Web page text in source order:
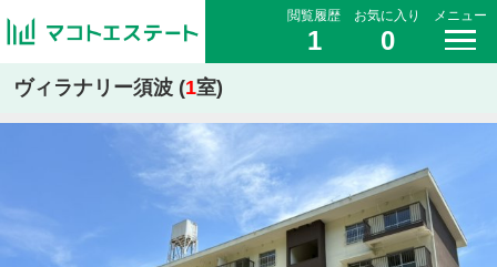
閲覧履歴
1
お気に入り
0
メニュー
ヴィラナリー須波 (1室)